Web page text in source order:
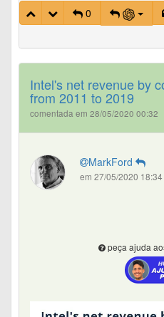
0
Intel's net revenue by
from 2011 to 2019
comentada em 28/05/2020 00:32
MarkFord
em 27/05/2020 18:34
peça ajuda